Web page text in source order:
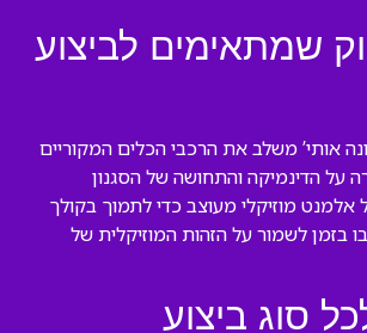
שמתאימים לביצוע
אותי’ משלב את הרכבי הכלים המקוריים
על הדינמיקה והתחושה של הסגנון
אלמנט מוזיקלי מעוצב כדי לתמוך בקולך
בזמן לשמור על הזהות המוזיקלית של
סוג ביצוע